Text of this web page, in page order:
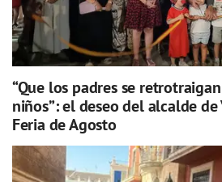
“Que los padres se
niños”: el deseo del alcalde
Feria de Agosto